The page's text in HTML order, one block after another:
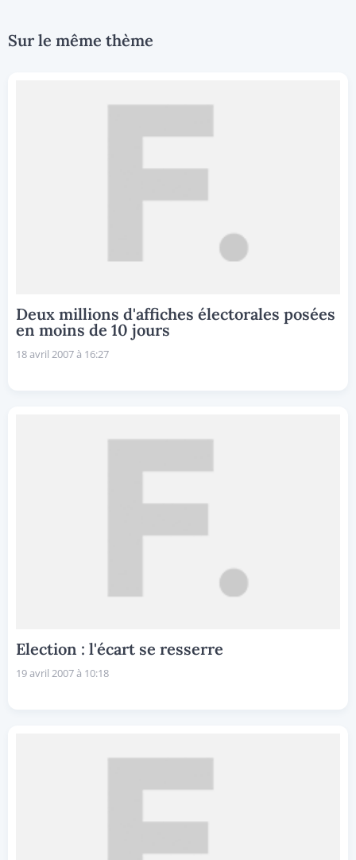
Sur le même thème
Deux millions d'affiches électorales posées
en moins de 10 jours
18 avril 2007 à 16:27
Election : l'écart se resserre
19 avril 2007 à 10:18